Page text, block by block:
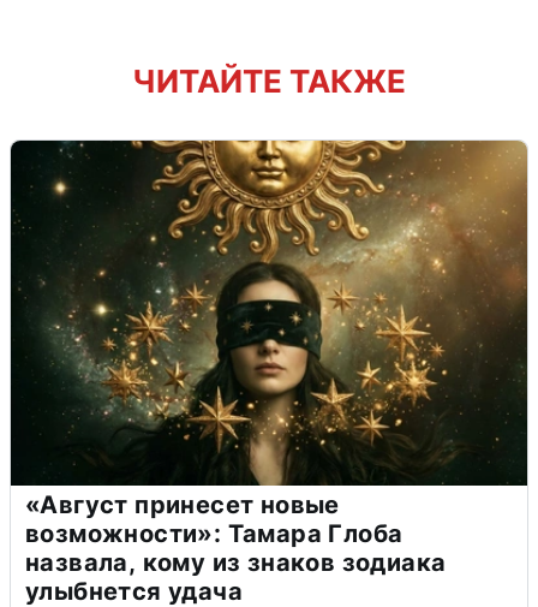
ЧИТАЙТЕ ТАКЖЕ
«Август принесет новые
возможности»: Тамара Глоба
назвала, кому из знаков зодиака
улыбнется удача